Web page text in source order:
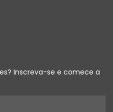
Inscreva-se e comece a